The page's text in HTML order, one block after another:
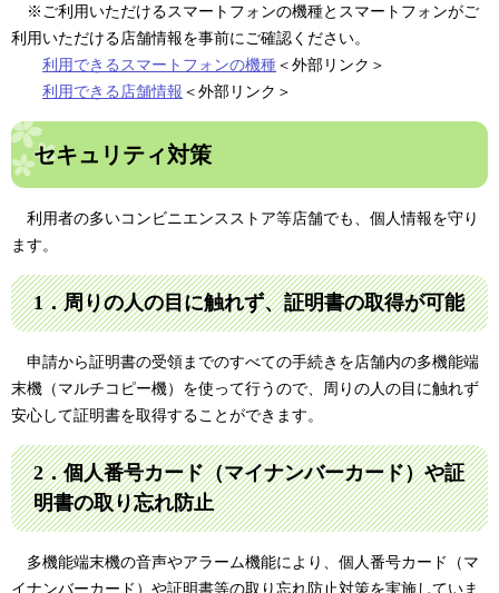
※ご利用いただけるスマートフォンの機種とスマートフォンがご
利用いただける店舗情報を事前にご確認ください。
利用できるスマートフォンの機種＜外部リンク＞
利用できる店舗情報 ＜外部リンク＞
セキュリティ対策
利用者の多いコンビニエンスストア等店舗でも、個人情報を守り
ます。
1．周りの人の目に触れず、証明書の取得が可能
申請から証明書の受領までのすべての手続きを店舗内の多機能端
末機（マルチコピー機）を使って行うので、周りの人の目に触れず
安心して証明書を取得することができます。
2．個人番号カード（マイナンバーカード）や証
明書の取り忘れ防止
多機能端末機の音声やアラーム機能により、個人番号カード（マ
イナンバーカード）や証明書等の取り忘れ防止対策を実施していま